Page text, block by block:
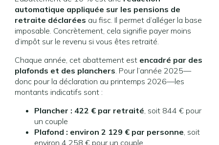
automatique appliquée sur les pensions de
retraite déclarées au fisc. Il permet d’alléger la base
imposable. Concrètement, cela signifie payer moins
d’impôt sur le revenu si vous êtes retraité.
Chaque année, cet abattement est encadré par des
plafonds et des planchers. Pour l’année 2025—
donc pour la déclaration au printemps 2026—les
montants indicatifs sont :
Plancher : 422 € par retraité, soit 844 € pour
un couple
Plafond : environ 2 129 € par personne, soit
environ 4 258 € pour un couple